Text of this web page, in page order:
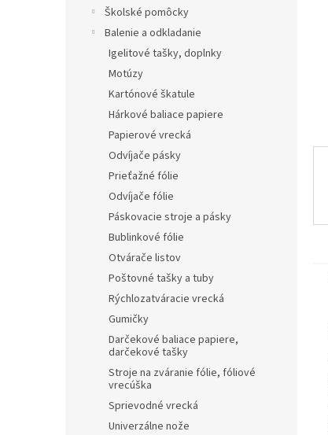
Školské pomôcky
Balenie a odkladanie
Igelitové tašky, doplnky
Motúzy
Kartónové škatule
Hárkové baliace papiere
Papierové vrecká
Odvíjače pásky
Prieťažné fólie
Odvíjače fólie
Páskovacie stroje a pásky
Bublinkové fólie
Otvárače listov
Poštovné tašky a tuby
Rýchlozatváracie vrecká
Gumičky
Darčekové baliace papiere,
darčekové tašky
Stroje na zváranie fólie, fóliové
vrecúška
Sprievodné vrecká
Univerzálne nože